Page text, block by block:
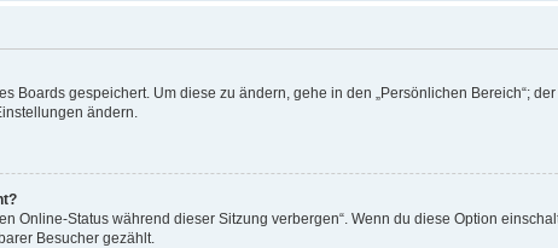
gespeichert. Um diese zu ändern, gehe in den „Persönlichen Bereich“;
ändern.
Online-Status während dieser Sitzung verbergen“. Wenn du diese Option
Besucher gezählt.